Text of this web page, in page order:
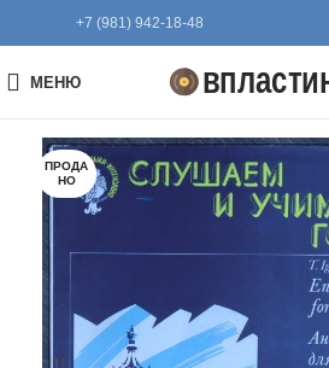
+7 (981) 942-18-48
МЕНЮ
ПРОДА
НО